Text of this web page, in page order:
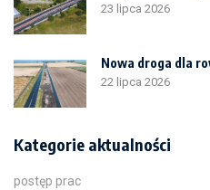
23 lipca 2026
Nowa droga dla
22 lipca 2026
Kategorie aktualności
postęp prac